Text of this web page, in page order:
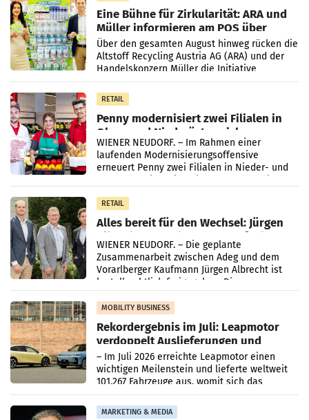
Eine Bühne für Zirkularität: ARA und
Müller informieren am POS über
Kreislauffähigkeit
Über den gesamten August hinweg rücken die
Altstoff Recycling Austria AG (ARA) und der
Handelskonzern Müller die Initiative
„Kreislauf-Helden“ in allen österreichischen
Müller-Filialen
RETAIL
Penny modernisiert zwei Filialen in
Ober- und Niederösterreich
WIENER NEUDORF. – Im Rahmen einer
laufenden Modernisierungsoffensive
erneuert Penny zwei Filialen in Nieder- und
RETAIL
Alles bereit für den Wechsel: Jürgen
Albrecht setzt ab 1.1.2027 auf Adeg
WIENER NEUDORF. – Die geplante
Zusammenarbeit zwischen Adeg und dem
Vorarlberger Kaufmann Jürgen Albrecht ist
kartellrechtlich freigegeben: Die
Bundeswettbewerbsbehörde und der
Bundeskartellanwalt
MOBILITY BUSINESS
Rekordergebnis im Juli: Leapmotor
verdoppelt Auslieferungen und
überschreitet die 100.000er-Marke
– Im Juli 2026 erreichte Leapmotor einen
wichtigen Meilenstein und lieferte weltweit
101.267 Fahrzeuge aus, womit sich das
Ergebnis gegenüber Juli 2025 mehr als
verdoppelte (+102
MARKETING & MEDIA